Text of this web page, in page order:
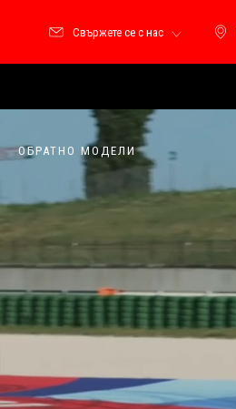
Свържете се с нас
ОБРАТНО МОДЕЛИ